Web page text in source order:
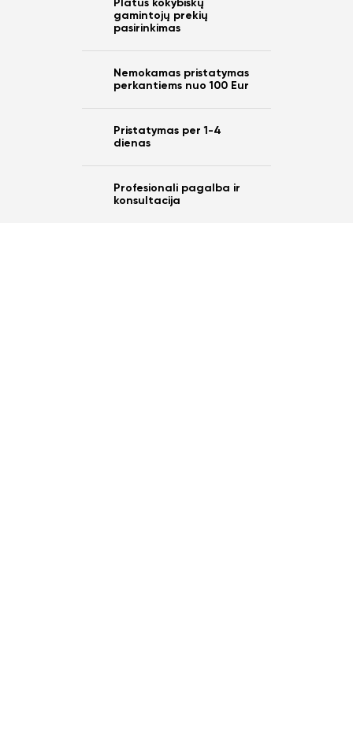
Platus kokybiškų
gamintojų prekių
pasirinkimas
Nemokamas pristatymas
perkantiems nuo 100 Eur
Pristatymas per 1-4
dienas
Profesionali pagalba ir
konsultacija
Ar norite sutaupyti
10%
nuo savo užsakymo?
Taip